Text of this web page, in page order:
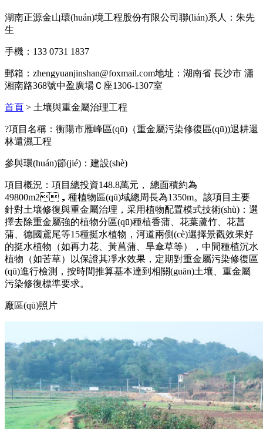
湖南正源金山環(huán)境工程股份有限公司聯(lián)系人：朱先
生
手機：133 0731 1837
郵箱：zhengyuanjinshan@foxmail.com地址：湖南省 長沙市 瀟
湘南路368號中盈廣場Ｃ座1306-1307室
首頁 > 土壤與重金屬治理工程
?項目名稱：衡陽市雁峰區(qū)（重金屬污染修復區(qū))退耕還
林還濕工程
參與環(huán)節(jié)：建設(shè)
項目概況：項目總投資148.8萬元， 總面積約為
49800m2，種植物區(qū)域總周長為1350m。該項目主要
針對土壤修復與重金屬治理，采用植物配置模式技術(shù)：選
擇去除重金屬強的植物分區(qū)種植香蒲、花葉蘆竹、花菖
蒲、德國鳶尾等15種挺水植物，河道兩側(cè)選擇景觀效果好
的挺水植物（如再力花、黃菖蒲、旱傘草等），中間種植沉水
植物（如苦草）以保證其凈水效果，定期對重金屬污染修復區
(qū)進行檢測，按時間推算基本達到相關(guān)土壤、重金屬
污染修復標準要求。
廠區(qū)照片